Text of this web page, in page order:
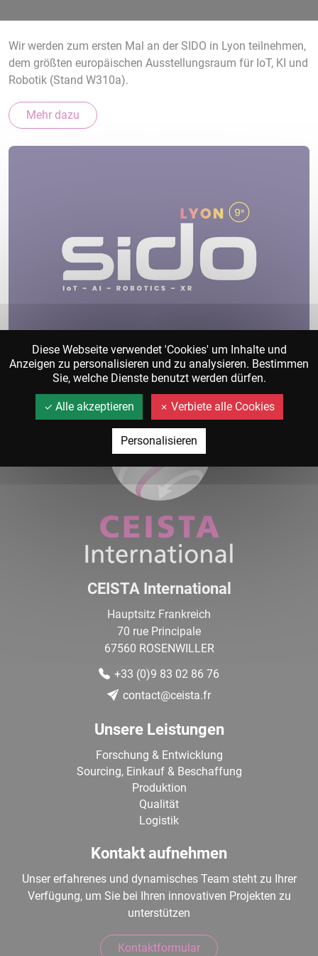
Wir werden zum ersten Mal an der SIDO in Lyon teilnehmen,
dem größten europäischen Ausstellungsraum für IoT, KI und
Robotik (Stand W310a).
Mehr dazu
CEISTA International
Hauptsitz Frankreich
70 rue Principale
67560 ROSENWILLER
+33 (0)9 83 02 86 76
contact@ceista.fr
Unsere Leistungen
Forschung & Entwicklung
Sourcing, Einkauf & Beschaffung
Produktion
Qualität
Logistik
Kontakt aufnehmen
Unser erfahrenes und dynamisches Team steht zu Ihrer
Verfügung, um Sie bei Ihren innovativen Projekten zu
unterstützen
Kontaktformular
Diese Webseite verwendet 'Cookies' um Inhalte und
Anzeigen zu personalisieren und zu analysieren. Bestimmen
Sie, welche Dienste benutzt werden dürfen.
Alle akzeptieren Verbiete alle Cookies
Personalisieren